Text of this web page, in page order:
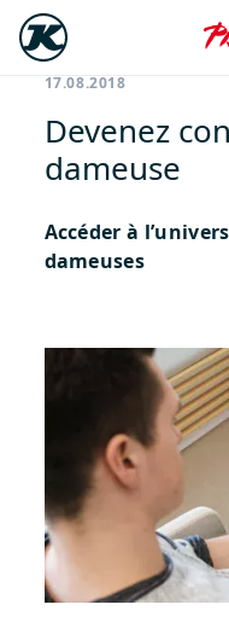
17.08.2018
Devenez
dameuse
Accéder à
dameuses